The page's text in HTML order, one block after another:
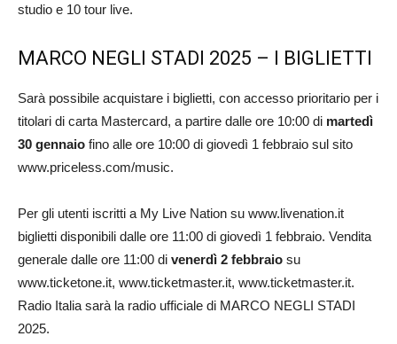
studio e 10 tour live.
MARCO NEGLI STADI 2025 – I BIGLIETTI
Sarà possibile acquistare i biglietti, con accesso prioritario per i
titolari di carta Mastercard, a partire dalle ore 10:00 di martedì
30 gennaio fino alle ore 10:00 di giovedì 1 febbraio sul sito
www.priceless.com/music.
Per gli utenti iscritti a My Live Nation su www.livenation.it
biglietti disponibili dalle ore 11:00 di giovedì 1 febbraio. Vendita
generale dalle ore 11:00 di venerdì 2 febbraio su
www.ticketone.it, www.ticketmaster.it, www.ticketmaster.it.
Radio Italia sarà la radio ufficiale di MARCO NEGLI STADI
2025.